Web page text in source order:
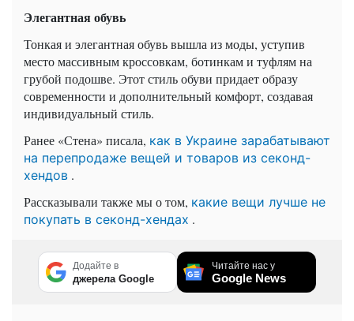
Элегантная обувь
Тонкая и элегантная обувь вышла из моды, уступив
место массивным кроссовкам, ботинкам и туфлям на
грубой подошве. Этот стиль обуви придает образу
современности и дополнительный комфорт, создавая
индивидуальный стиль.
Ранее «Стена» писала, как в Украине зарабатывают
на перепродаже вещей и товаров из секонд-
хендов .
Рассказывали также мы о том, какие вещи лучше не
покупать в секонд-хендах .
Додайте в
джерела Google
Читайте нас у
Google News